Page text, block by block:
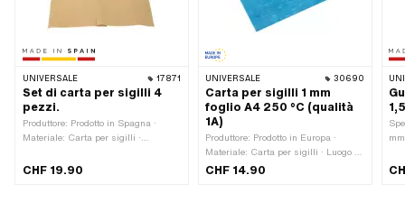
UNIVERSALE 17871
Set di carta per sigilli 4
pezzi.
Produttore: Prodotto in Spagna ·
Materiale: Carta per sigilli ·
Luogo di utilizzo: Universale ·
CHF 19.90
UNIVERSALE 30690
Carta per sigilli 1 mm
foglio A4 250 °C (qualità
1A)
Produttore: Prodotto in Europa ·
Materiale: Carta per sigilli · Luogo di
utilizzo: Universale · Spessore: 1
CHF 14.90